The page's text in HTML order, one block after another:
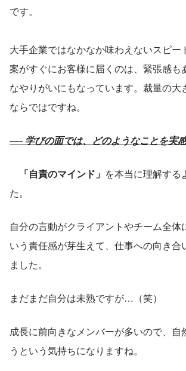
です。
大手企業ではなかなか味わえないスピー
案がすぐにお客様に届くのは、緊張感も
なやりがいにもなっています。裁量の大
ならではですね。
── 学びの面では、どのようなことを実
「自責のマインド」 を本当に理解する
た。
自分の言動がクライアントやチーム全体
いう責任感が芽生えて、仕事への向き合
ました。
まだまだ自分は未熟ですが…（笑）
成長に前向きなメンバーが多いので、自
うという気持ちになりますね。